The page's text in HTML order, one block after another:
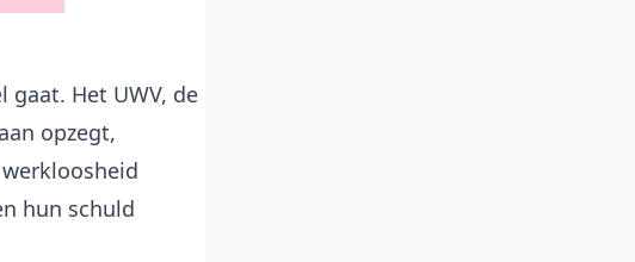
Het UWV, de
opzegt,
hun schuld